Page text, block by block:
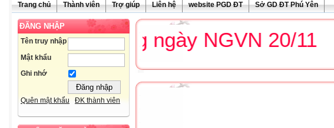
Trang chủ Thành viên Trợ giúp Liên hệ website PGD ĐT Sở GD ĐT Phú Yên
ĐĂNG NHẬP
Tên truy nhập
Mật khẩu
Ghi nhớ
Quên mật khẩu ĐK thành viên
Chúc mừng ngày NGVN 20/11